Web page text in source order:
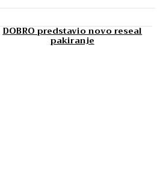
DOBRO predstavio novo reseal
pakiranje